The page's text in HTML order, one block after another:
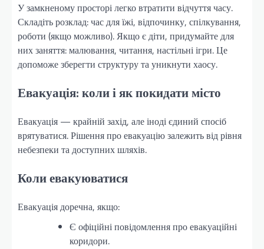
У замкненому просторі легко втратити відчуття часу.
Складіть розклад: час для їжі, відпочинку, спілкування,
роботи (якщо можливо). Якщо є діти, придумайте для
них заняття: малювання, читання, настільні ігри. Це
допоможе зберегти структуру та уникнути хаосу.
Евакуація: коли і як покидати місто
Евакуація — крайній захід, але іноді єдиний спосіб
врятуватися. Рішення про евакуацію залежить від рівня
небезпеки та доступних шляхів.
Коли евакуюватися
Евакуація доречна, якщо:
Є офіційні повідомлення про евакуаційні
коридори.